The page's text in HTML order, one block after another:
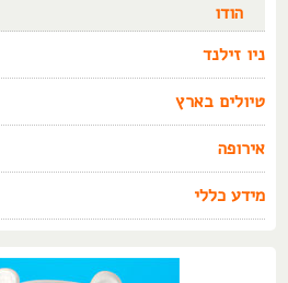
הודו
ניו זילנד
טיולים בארץ
אירופה
מידע כללי